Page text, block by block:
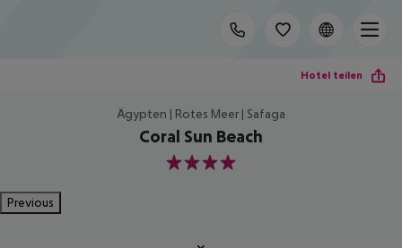
Hotel teilen
Ägypten | Rotes Meer | Safaga
Coral Sun Beach
4
Previous